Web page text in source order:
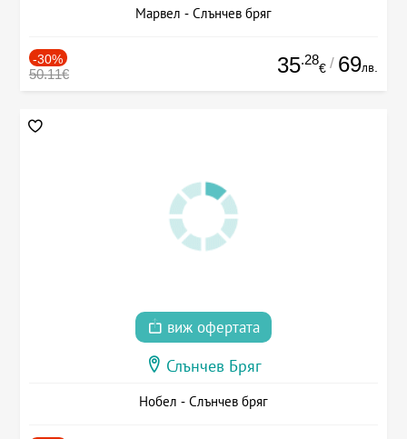
Марвел - Слънчев бряг
-30%
50.11€ 35.28
€ / 69лв.
виж офертата
Слънчев Бряг
Нобел - Слънчев бряг